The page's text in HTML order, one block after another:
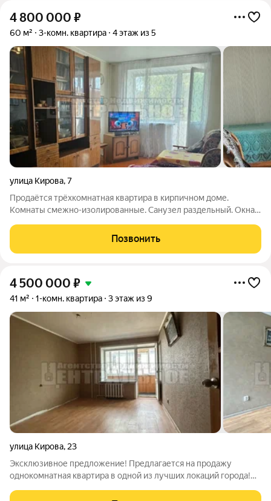
4 800 000 ₽
60 м² 3-комн. квартира 4 этаж из 5
улица Кирова,7
Продаётся трёхкомнатная квартира в кирпичном доме.
Комнаты смежно-изолированные. Санузел раздельный. Окна
на кухне не меняли). Балкон остеклен. Установлены счетчики
на воду. Квартира частично
Позвонить
4 500 000 ₽
41 м² 1-комн. квартира 3 этаж из 9
улица Кирова, 23
Эксклюзивное предложение! Предлагается на продажу
однокомнатная квартира в одной из лучших локаций города!